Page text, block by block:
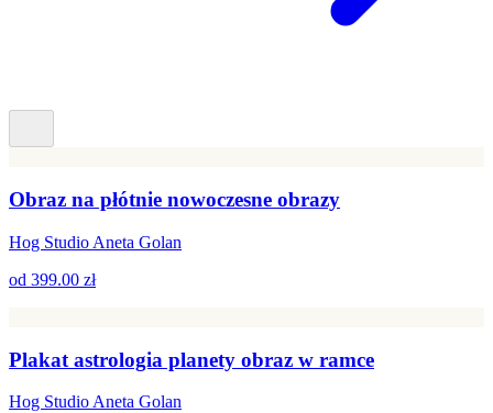
Obraz na płótnie nowoczesne obrazy
Hog Studio Aneta Golan
od 399.00 zł
Plakat astrologia planety obraz w ramce
Hog Studio Aneta Golan